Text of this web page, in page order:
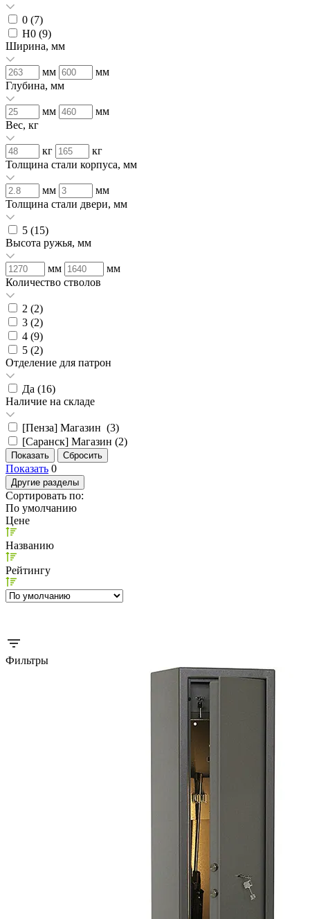
0 (7)
H0 (9)
Ширина, мм
мм
мм
Глубина, мм
мм
мм
Вес, кг
кг
кг
Толщина стали корпуса, мм
мм
мм
Толщина стали двери, мм
5 (15)
Высота ружья, мм
мм
мм
Количество стволов
2 (2)
3 (2)
4 (9)
5 (2)
Отделение для патрон
Да (16)
Наличие на складе
[Пенза] Магазин (3)
[Саранск] Магазин (2)
Показать 0
Другие разделы
Сортировать по:
По умолчанию
Цене
Названию
Рейтингу
Фильтры